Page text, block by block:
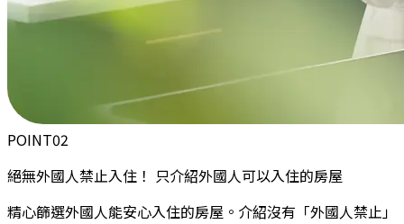
POINT02
絕無外國人禁止入住！ 只介紹外國人可以入住的房屋
精心篩選外國人能安心入住的房屋。介紹沒有「外國人禁止」